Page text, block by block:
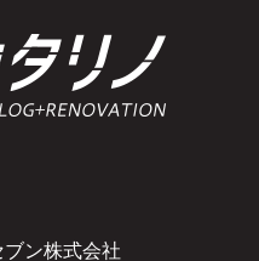
ブン株式会社